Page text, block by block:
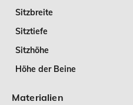
Sitzbreite
Sitztiefe
Sitzhöhe
Höhe der Beine
Materialien